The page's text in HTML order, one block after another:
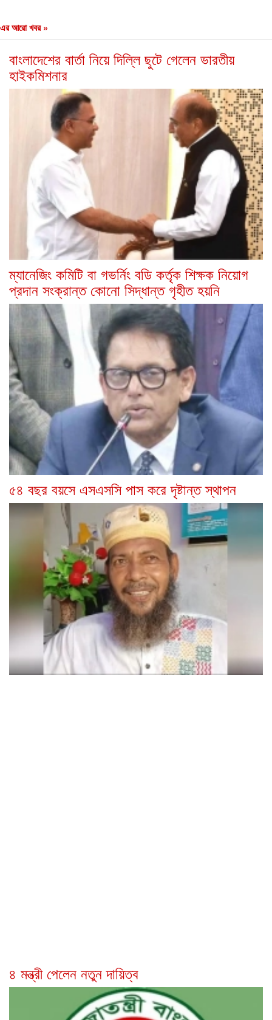
এর আরো খবর »
বাংলাদেশের বার্তা নিয়ে দিল্লি ছুটে গেলেন ভারতীয়
হাইকমিশনার
ম্যানেজিং কমিটি বা গভর্নিং বডি কর্তৃক শিক্ষক নিয়োগ
প্রদান সংক্রান্ত কোনো সিদ্ধান্ত গৃহীত হয়নি
৫৪ বছর বয়সে এসএসসি পাস করে দৃষ্টান্ত স্থাপন
৪ মন্ত্রী পেলেন নতুন দায়িত্ব